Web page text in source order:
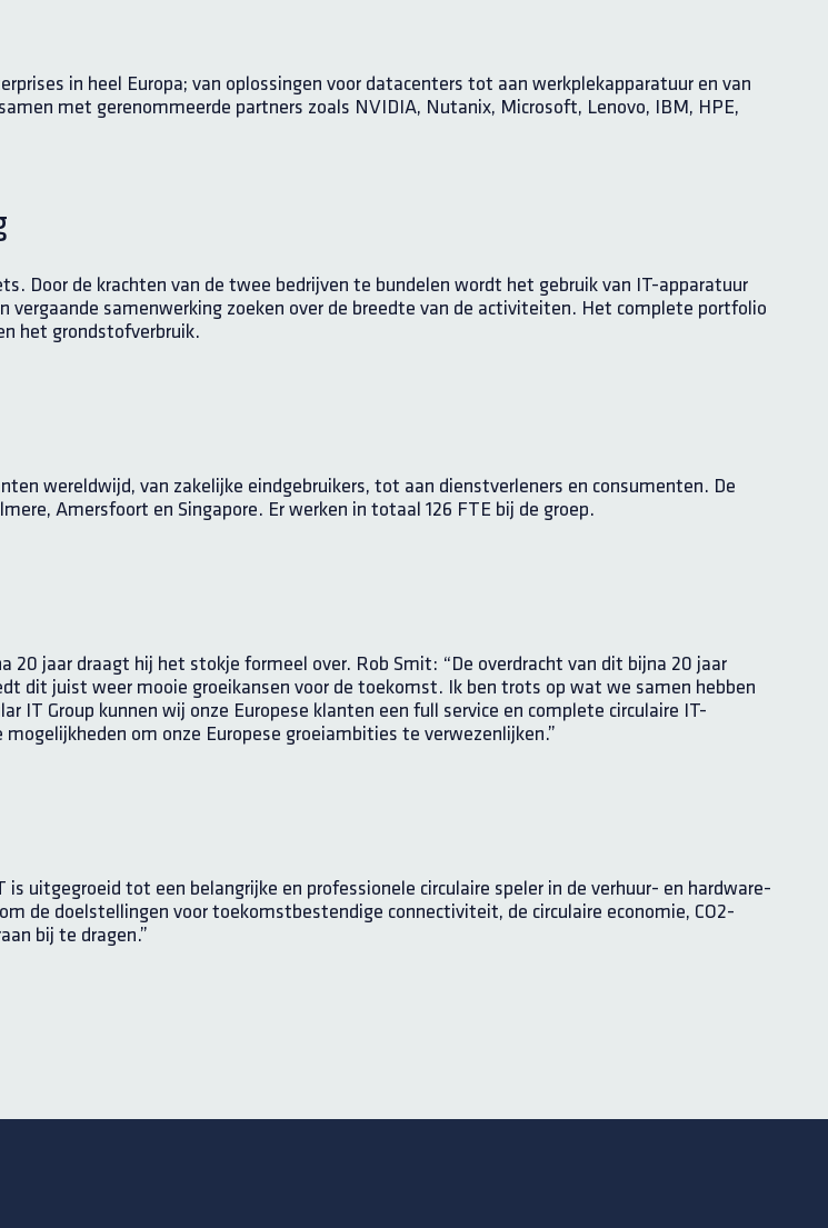
in heel Europa; van oplossingen voor datacenters tot aan werkplekapparatuur en van
met gerenommeerde partners zoals NVIDIA, Nutanix, Microsoft, Lenovo, IBM, HPE,
Door de krachten van de twee bedrijven te bundelen wordt het gebruik van IT-apparatuur
vergaande samenwerking zoeken over de breedte van de activiteiten. Het complete portfolio
het grondstofverbruik.
wereldwijd, van zakelijke eindgebruikers, tot aan dienstverleners en consumenten. De
Amersfoort en Singapore. Er werken in totaal 126 FTE bij de groep.
jaar draagt hij het stokje formeel over. Rob Smit: “De overdracht van dit bijna 20 jaar
dit juist weer mooie groeikansen voor de toekomst. Ik ben trots op wat we samen hebben
IT Group kunnen wij onze Europese klanten een full service en complete circulaire IT-
om onze Europese groeiambities te verwezenlijken.”
uitgegroeid tot een belangrijke en professionele circulaire speler in de verhuur- en hardware-
de doelstellingen voor toekomstbestendige connectiviteit, de circulaire economie, CO2-
bij te dragen.”